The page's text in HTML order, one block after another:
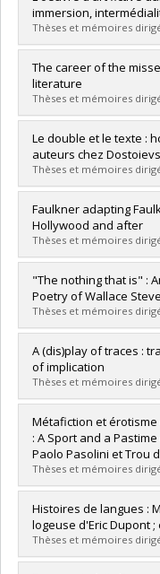
Cycle :Maîtrise
Diplôme obtenu :
Lien vers le document
immersion,
Thèses et mémoires
Diplômé(e) :Savard-
Cycle :Maîtrise
Diplôme obtenu :
Lien vers le document
The career of the
literature
Thèses et mémoires
Diplômé(e) :Rabhi,
Cycle :Doctorat
Diplôme obtenu :Ph.
Lien vers le document
Le double et le texte :
auteurs chez
Thèses et mémoires
Diplômé(e) :St-Louis,
Cycle :Maîtrise
Diplôme obtenu :
Lien vers le document
Faulkner adapting
Hollywood and after
Thèses et mémoires
Diplômé(e) :Crane,
Cycle :Doctorat
Diplôme obtenu :Ph.
Lien vers le document
"The nothing that is" :
Poetry of Wallace
Thèses et mémoires
Diplômé(e) :Skibsrud,
Cycle :Doctorat
Diplôme obtenu :Ph.
Lien vers le document
A (dis)play of traces :
of implication
Thèses et mémoires
Diplômé(e) :Aloui,
Cycle :Doctorat
Diplôme obtenu :Ph.
Lien vers le document
Métafiction et
: A Sport and a
Paolo Pasolini et Trou
Thèses et mémoires
Diplômé(e) :Romano,
Cycle :Maîtrise
Diplôme obtenu :
Lien vers le document
Histoires de langues :
logeuse d'Eric Dupont
Thèses et mémoires